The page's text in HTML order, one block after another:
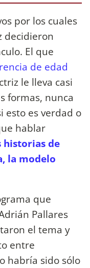
por los cuales
decidieron
El que
de edad
le lleva casi
formas, nunca
esto es verdad o
hablar
historias de
la modelo
que
Pallares
el tema y
entre
habría sido sólo